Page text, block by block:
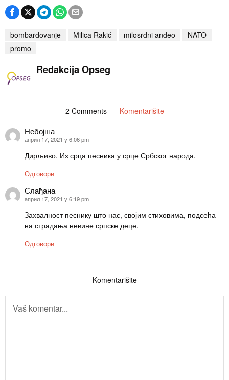
bombardovanje Milica Rakić milosrdni anđeo
NATO
promo
Redakcija Opseg
2 Comments Komentarišite
Небојша
каже:
април 17, 2021 у 6:06 pm
Дирљиво. Из срца песника у срце Србског народа.
Одговори
Слађана
каже:
април 17, 2021 у 6:19 pm
Захвалност песнику што нас, својим стиховима, подсећа
на страдања невине српске деце.
Одговори
Komentarišite